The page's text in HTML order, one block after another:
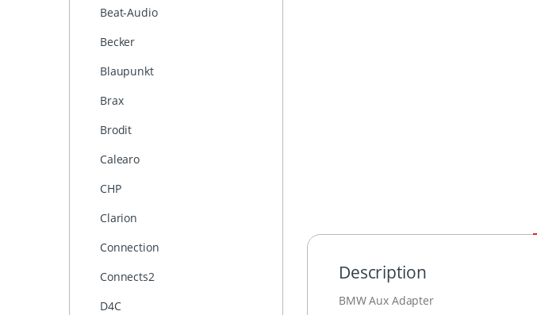
Beat-Audio
Becker
Blaupunkt
Brax
Brodit
Calearo
CHP
Clarion
Connection
Connects2
D4C
Description
BMW Aux Adapter